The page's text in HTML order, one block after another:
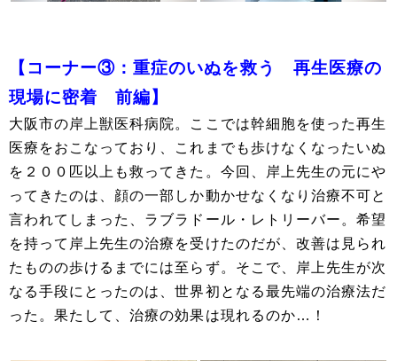
【コーナー③：重症のいぬを救う 再生医療の
現場に密着 前編】
大阪市の岸上獣医科病院。ここでは幹細胞を使った再生
医療をおこなっており、これまでも歩けなくなったいぬ
を２００匹以上も救ってきた。今回、岸上先生の元にや
ってきたのは、顔の一部しか動かせなくなり治療不可と
言われてしまった、ラブラドール・レトリーバー。希望
を持って岸上先生の治療を受けたのだが、改善は見られ
たものの歩けるまでには至らず。そこで、岸上先生が次
なる手段にとったのは、世界初となる最先端の治療法だ
った。果たして、治療の効果は現れるのか…！